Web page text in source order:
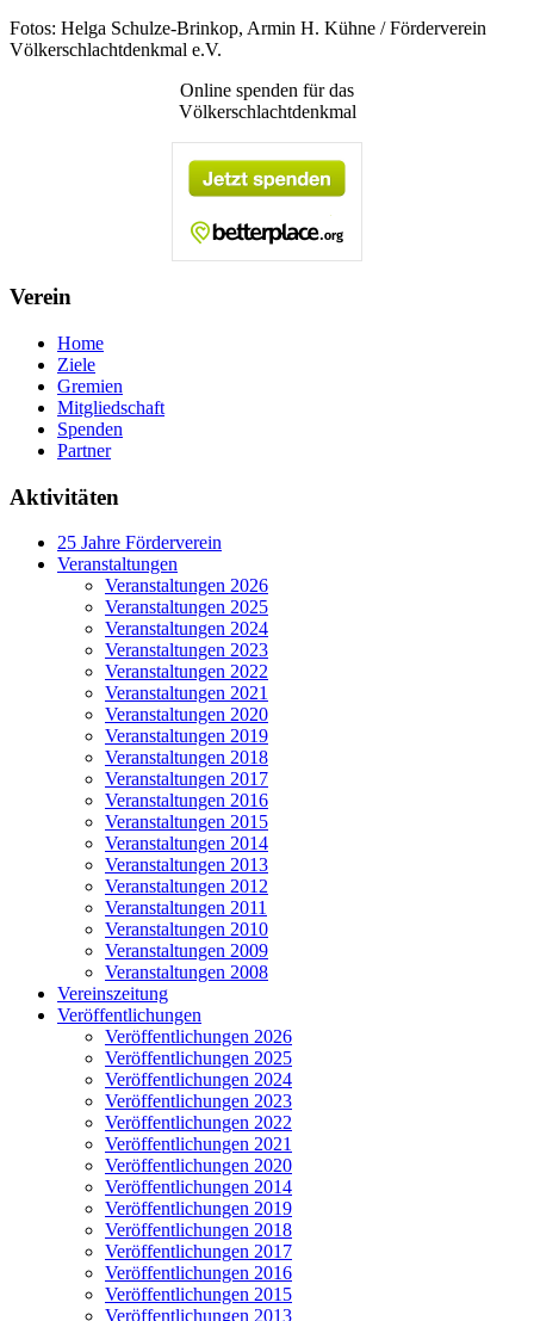
Fotos: Helga Schulze-Brinkop, Armin H. Kühne / Förderverein
Völkerschlachtdenkmal e.V.
Online spenden für das
Völkerschlachtdenkmal
Verein
Home
Ziele
Gremien
Mitgliedschaft
Spenden
Partner
Aktivitäten
25 Jahre Förderverein
Veranstaltungen
Veranstaltungen 2026
Veranstaltungen 2025
Veranstaltungen 2024
Veranstaltungen 2023
Veranstaltungen 2022
Veranstaltungen 2021
Veranstaltungen 2020
Veranstaltungen 2019
Veranstaltungen 2018
Veranstaltungen 2017
Veranstaltungen 2016
Veranstaltungen 2015
Veranstaltungen 2014
Veranstaltungen 2013
Veranstaltungen 2012
Veranstaltungen 2011
Veranstaltungen 2010
Veranstaltungen 2009
Veranstaltungen 2008
Vereinszeitung
Veröffentlichungen
Veröffentlichungen 2026
Veröffentlichungen 2025
Veröffentlichungen 2024
Veröffentlichungen 2023
Veröffentlichungen 2022
Veröffentlichungen 2021
Veröffentlichungen 2020
Veröffentlichungen 2014
Veröffentlichungen 2019
Veröffentlichungen 2018
Veröffentlichungen 2017
Veröffentlichungen 2016
Veröffentlichungen 2015
Veröffentlichungen 2013